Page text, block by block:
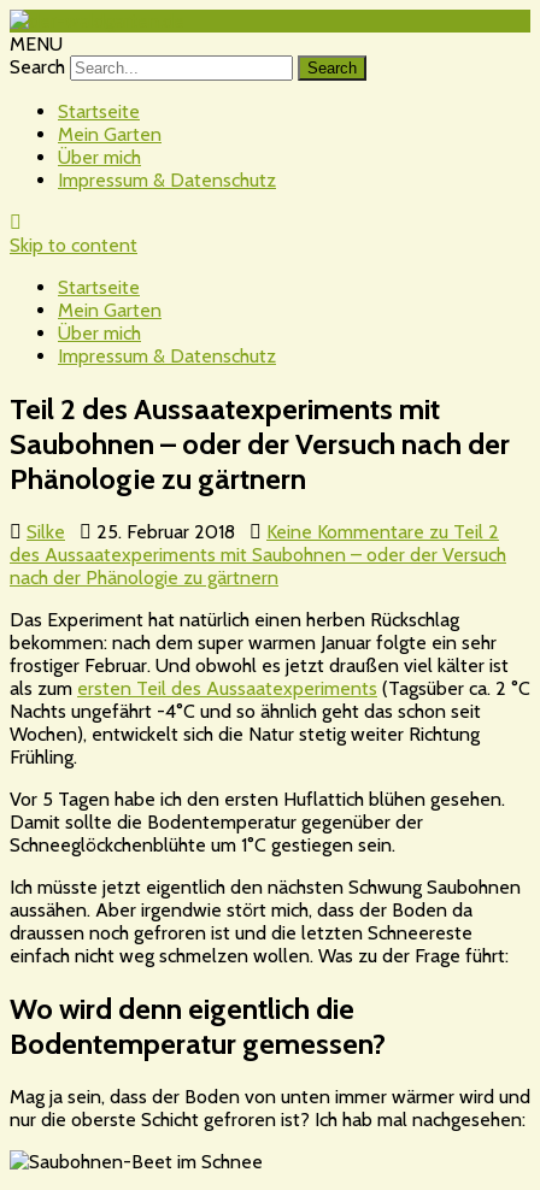
MENU
Search
Startseite
Mein Garten
Über mich
Impressum & Datenschutz
Skip to content
Startseite
Mein Garten
Über mich
Impressum & Datenschutz
Teil 2 des Aussaatexperiments mit
Saubohnen – oder der Versuch nach der
Phänologie zu gärtnern
Silke 25. Februar 2018 Keine Kommentare zu Teil 2
des Aussaatexperiments mit Saubohnen – oder der Versuch
nach der Phänologie zu gärtnern
Das Experiment hat natürlich einen herben Rückschlag
bekommen: nach dem super warmen Januar folgte ein sehr
frostiger Februar. Und obwohl es jetzt draußen viel kälter ist
als zum ersten Teil des Aussaatexperiments (Tagsüber ca. 2 °C
Nachts ungefährt -4°C und so ähnlich geht das schon seit
Wochen), entwickelt sich die Natur stetig weiter Richtung
Frühling.
Vor 5 Tagen habe ich den ersten Huflattich blühen gesehen.
Damit sollte die Bodentemperatur gegenüber der
Schneeglöckchenblühte um 1°C gestiegen sein.
Ich müsste jetzt eigentlich den nächsten Schwung Saubohnen
aussähen. Aber irgendwie stört mich, dass der Boden da
draussen noch gefroren ist und die letzten Schneereste
einfach nicht weg schmelzen wollen. Was zu der Frage führt:
Wo wird denn eigentlich die
Bodentemperatur gemessen?
Mag ja sein, dass der Boden von unten immer wärmer wird und
nur die oberste Schicht gefroren ist? Ich hab mal nachgesehen: